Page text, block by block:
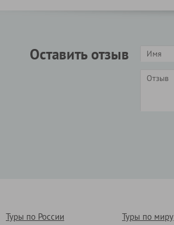
Оставить отзыв
Туры по России Туры по миру